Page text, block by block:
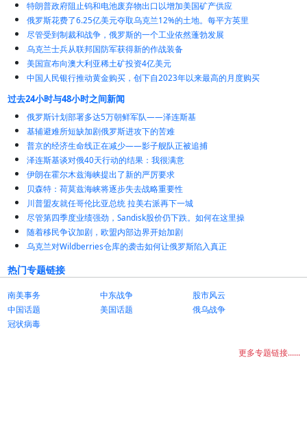
特朗普政府阻止钨和电池废弃物出口以增加美国矿产供应
俄罗斯花费了6.25亿美元夺取乌克兰12%的土地。每平方英里
尽管受到制裁和战争，俄罗斯的一个工业依然蓬勃发展
乌克兰士兵从联邦国防军获得新的作战装备
美国宣布向澳大利亚稀土矿投资4亿美元
中国人民银行推动黄金购买，创下自2023年以来最高的月度购买
过去24小时与48小时之间新闻
俄罗斯计划部署多达5万朝鲜军队——泽连斯基
基辅避难所短缺加剧俄罗斯进攻下的苦难
普京的经济生命线正在减少——影子舰队正被追捕
泽连斯基谈对俄40天行动的结果：我很满意
伊朗在霍尔木兹海峡提出了新的严厉要求
贝森特：荷莫兹海峡将逐步失去战略重要性
川普盟友就任哥伦比亚总统 拉美右派再下一城
尽管第四季度业绩强劲，Sandisk股价仍下跌。如何在这里操
随着移民争议加剧，欧盟内部边界开始加剧
乌克兰对Wildberries仓库的袭击如何让俄罗斯陷入真正
热门专题链接
南美事务 中东战争
股市风云
中国话题
美国话题
俄乌战争
冠状病毒
更多专题链接......